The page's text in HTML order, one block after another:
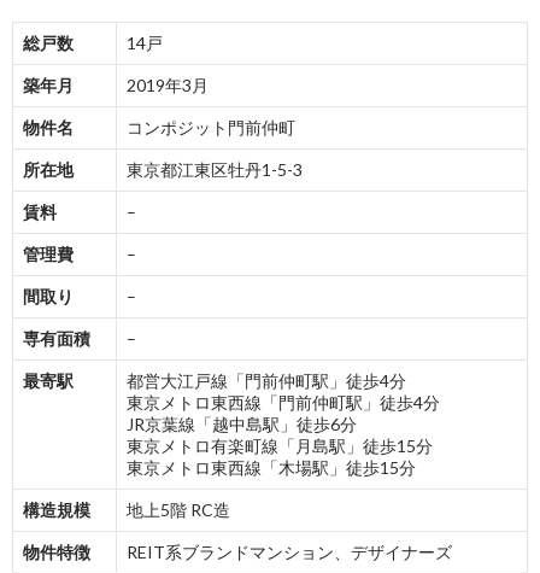
総戸数 14戸
築年月 2019年3月
物件名 コンポジット門前仲町
所在地 東京都江東区牡丹1-5-3
賃料 –
管理費 –
間取り –
専有面積 –
最寄駅
都営大江戸線「門前仲町駅」徒歩4分
東京メトロ東西線「門前仲町駅」徒歩4分
JR京葉線「越中島駅」徒歩6分
東京メトロ有楽町線「月島駅」徒歩15分
東京メトロ東西線「木場駅」徒歩15分
構造規模 地上5階 RC造
物件特徴 REIT系ブランドマンション、デザイナーズ